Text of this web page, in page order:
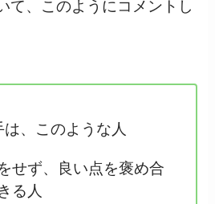
て、このようにコメントし
、このような人
せず、良い点を褒め合
る人